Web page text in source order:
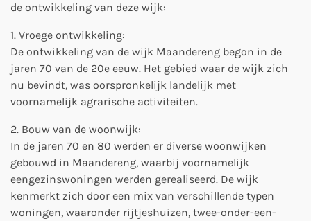
de ontwikkeling van deze wijk:
1. Vroege ontwikkeling:
De ontwikkeling van de wijk Maandereng begon in de
jaren 70 van de 20e eeuw. Het gebied waar de wijk zich
nu bevindt, was oorspronkelijk landelijk met
voornamelijk agrarische activiteiten.
2. Bouw van de woonwijk:
In de jaren 70 en 80 werden er diverse woonwijken
gebouwd in Maandereng, waarbij voornamelijk
eengezinswoningen werden gerealiseerd. De wijk
kenmerkt zich door een mix van verschillende typen
woningen, waaronder rijtjeshuizen, twee-onder-een-